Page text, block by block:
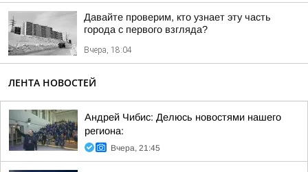
Давайте проверим, кто узнает эту часть
города с первого взгляда?
Вчера, 18:04
ЛЕНТА НОВОСТЕЙ
Андрей Чибис: Делюсь новостями нашего
региона:
Вчера, 21:45